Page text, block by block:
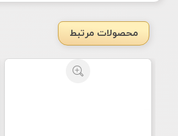
محصولات مرتبط